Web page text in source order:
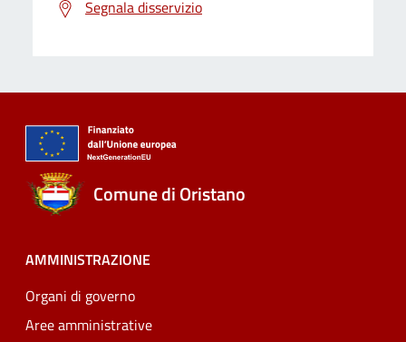
Segnala disservizio
Comune di Oristano
AMMINISTRAZIONE
Organi di governo
Aree amministrative